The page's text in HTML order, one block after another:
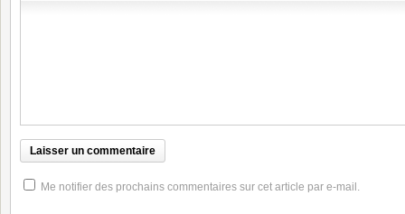
Me notifier des prochains commentaires sur cet article par e-mail.